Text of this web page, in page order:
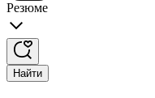
Резюме
Найти